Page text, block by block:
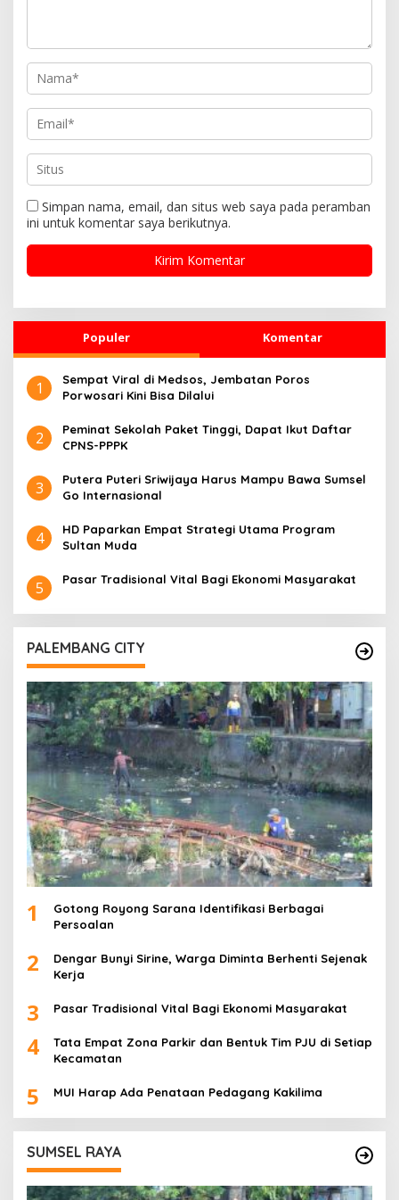
Simpan nama, email, dan situs web saya pada peramban
ini untuk komentar saya berikutnya.
Populer Komentar
1
Sempat Viral di Medsos, Jembatan Poros
Porwosari Kini Bisa Dilalui
2
Peminat Sekolah Paket Tinggi, Dapat Ikut Daftar
CPNS-PPPK
3
Putera Puteri Sriwijaya Harus Mampu Bawa Sumsel
Go Internasional
4
HD Paparkan Empat Strategi Utama Program
Sultan Muda
5 Pasar Tradisional Vital Bagi Ekonomi Masyarakat
PALEMBANG CITY
1
Gotong Royong Sarana Identifikasi Berbagai
Persoalan
2
Dengar Bunyi Sirine, Warga Diminta Berhenti Sejenak
Kerja
3 Pasar Tradisional Vital Bagi Ekonomi Masyarakat
4
Tata Empat Zona Parkir dan Bentuk Tim PJU di Setiap
Kecamatan
5 MUI Harap Ada Penataan Pedagang Kakilima
SUMSEL RAYA